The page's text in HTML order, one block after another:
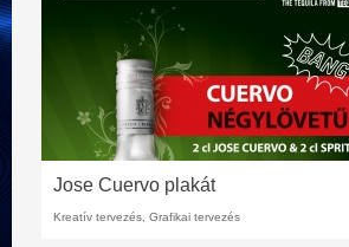
Jose Cuervo plakát
Kreatív tervezés , Grafikai tervezés